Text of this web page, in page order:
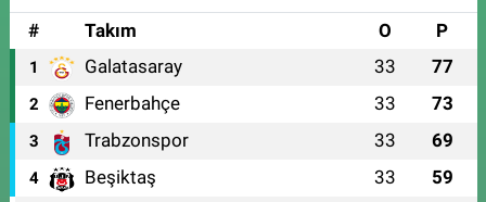
#
Takım O P
1 Galatasaray 33 77
2 Fenerbahçe 33 73
3 Trabzonspor 33 69
4 Beşiktaş 33 59